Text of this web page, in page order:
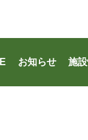
お知らせ 施